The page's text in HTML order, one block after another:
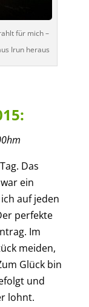
für mich –
Irun heraus
0hm
Das
ein
auf jeden
perfekte
. Im
meiden,
Glück bin
und
lohnt.